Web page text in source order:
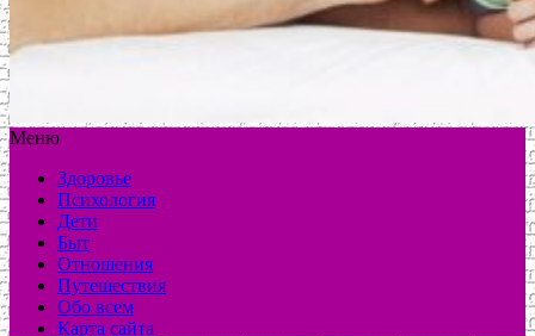
Меню
Здоровье
Психология
Дети
Быт
Отношения
Путешествия
Обо всем
Карта сайта